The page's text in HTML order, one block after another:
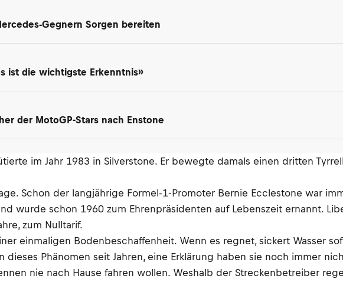
Gegnern Sorgen bereiten
ist die wichtigste Erkenntnis»
der MotoGP-Stars nach Enstone
im Jahr 1983 in Silverstone. Er bewegte damals einen dritten
Schon der langjährige Formel-1-Promoter Bernie Ecclestone war
wurde schon 1960 zum Ehrenpräsidenten auf Lebenszeit ernannt.
zum Nulltarif.
einmaligen Bodenbeschaffenheit. Wenn es regnet, sickert Wasser
Phänomen seit Jahren, eine Erklärung haben sie noch immer
nie nach Hause fahren wollen. Weshalb der Streckenbetreiber